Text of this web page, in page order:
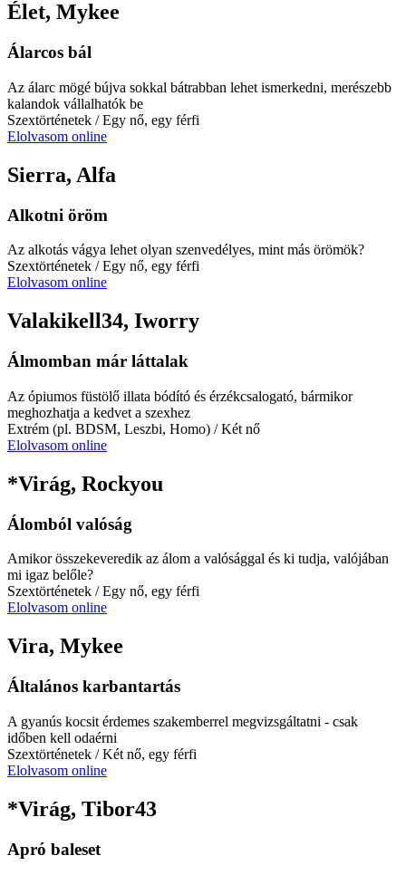
Élet, Mykee
Álarcos bál
Az álarc mögé bújva sokkal bátrabban lehet ismerkedni, merészebb
kalandok vállalhatók be
Szextörténetek / Egy nő, egy férfi
Elolvasom online
Sierra, Alfa
Alkotni öröm
Az alkotás vágya lehet olyan szenvedélyes, mint más örömök?
Szextörténetek / Egy nő, egy férfi
Elolvasom online
Valakikell34, Iworry
Álmomban már láttalak
Az ópiumos füstölő illata bódító és érzékcsalogató, bármikor
meghozhatja a kedvet a szexhez
Extrém (pl. BDSM, Leszbi, Homo) / Két nő
Elolvasom online
*Virág, Rockyou
Álomból valóság
Amikor összekeveredik az álom a valósággal és ki tudja, valójában
mi igaz belőle?
Szextörténetek / Egy nő, egy férfi
Elolvasom online
Vira, Mykee
Általános karbantartás
A gyanús kocsit érdemes szakemberrel megvizsgáltatni - csak
időben kell odaérni
Szextörténetek / Két nő, egy férfi
Elolvasom online
*Virág, Tibor43
Apró baleset